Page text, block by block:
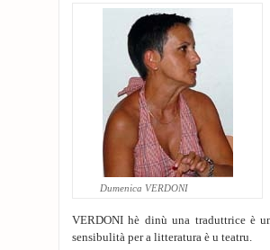
Dumenica VERDONI
VERDONI hè dinù una traduttrice è
sensibulità per a litteratura è u teatru.